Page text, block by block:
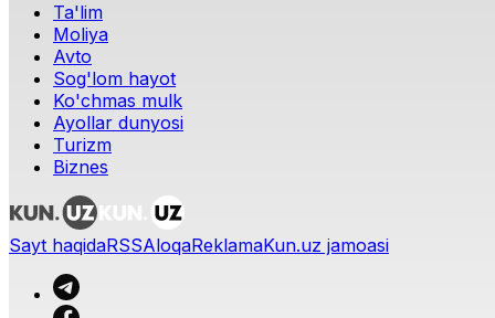
Ta'lim
Moliya
Avto
Sog'lom hayot
Ko'chmas mulk
Ayollar dunyosi
Turizm
Biznes
Sayt haqidaRSSAloqaReklamaKun.uz jamoasi